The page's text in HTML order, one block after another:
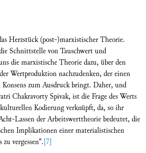
Herzstück (post-)marxistischer Theorie.
Schnittstelle von Tauschwert und
die marxistische Theorie dazu, über den
Wertproduktion nachzudenken, der einen
zum Ausdruck bringt. Daher, und
Chakravorty Spivak, ist die Frage des Werts
Kodierung verknüpft, da, so ihr
Lassen der Arbeitswerttheorie bedeutet, die
Implikationen einer materialistischen
vergessen“.[7]